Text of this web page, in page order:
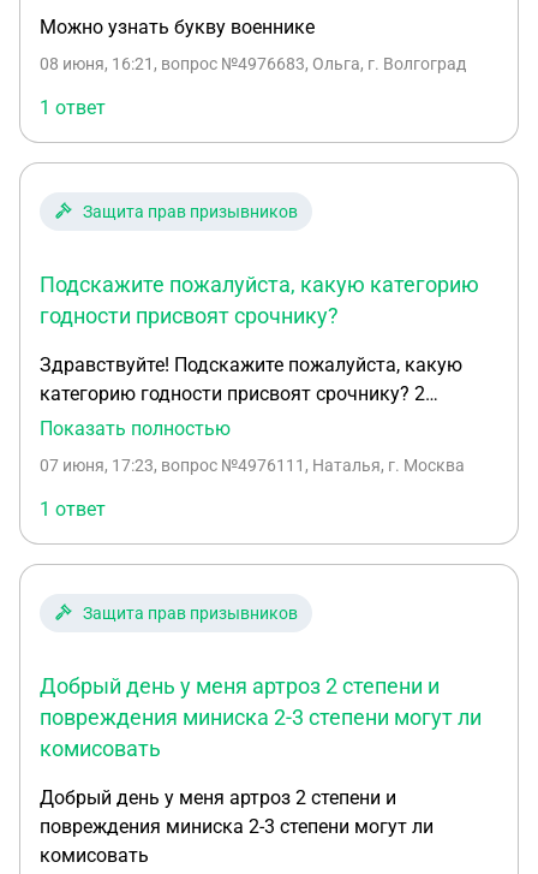
Можно узнать букву военнике
08 июня, 16:21 , вопрос №4976683, Ольга, г. Волгоград
1 ответ
Защита прав призывников
Подскажите пожалуйста, какую категорию
годности присвоят срочнику?
Здравствуйте! Подскажите пожалуйста, какую
категорию годности присвоят срочнику? 2
степень поперечного плоскостопия обеих ног,
2 степени обеих ног. Деформирующий артроз
таранно- ладьевидных суставов обеих ног 2 ст..
Артроз плюснефаланговых суставов обеих стоп 1
степени.
Показать полностью
07 июня, 17:23, вопрос №4976111, Наталья, г. Москва
1 ответ
Защита прав призывников
Добрый день у меня артроз 2 степени и
повреждения миниска 2-3 степени могут ли
комисовать
Добрый день у меня артроз 2 степени и
повреждения миниска 2-3 степени могут ли
комисовать